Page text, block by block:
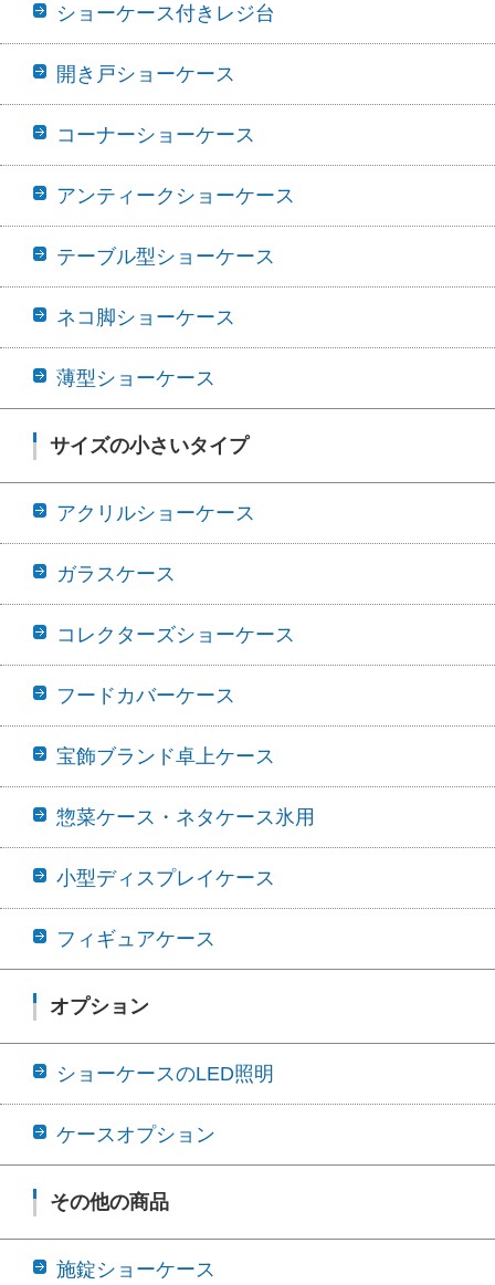
ショーケース付きレジ台
開き戸ショーケース
コーナーショーケース
アンティークショーケース
テーブル型ショーケース
ネコ脚ショーケース
薄型ショーケース
サイズの小さいタイプ
アクリルショーケース
ガラスケース
コレクターズショーケース
フードカバーケース
宝飾ブランド卓上ケース
惣菜ケース・ネタケース氷用
小型ディスプレイケース
フィギュアケース
オプション
ショーケースのLED照明
ケースオプション
その他の商品
施錠ショーケース